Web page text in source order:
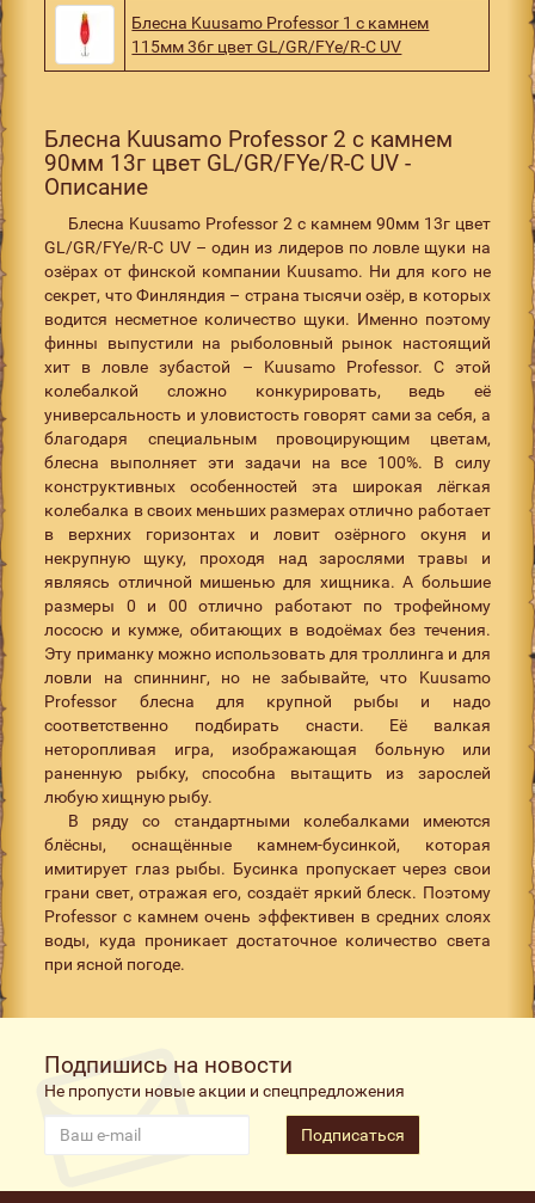
Блесна Kuusamo Professor 1 с камнем
115мм 36г цвет GL/GR/FYe/R-C UV
Блесна Kuusamo Professor 2 с камнем
90мм 13г цвет GL/GR/FYe/R-C UV -
Описание
Блесна Kuusamo Professor 2 с камнем 90мм 13г цвет
GL/GR/FYe/R-C UV – один из лидеров по ловле щуки на
озёрах от финской компании Kuusamo. Ни для кого не
секрет, что Финляндия – страна тысячи озёр, в которых
водится несметное количество щуки. Именно поэтому
финны выпустили на рыболовный рынок настоящий
хит в ловле зубастой – Kuusamo Professor. С этой
колебалкой сложно конкурировать, ведь её
универсальность и уловистость говорят сами за себя, а
благодаря специальным провоцирующим цветам,
блесна выполняет эти задачи на все 100%. В силу
конструктивных особенностей эта широкая лёгкая
колебалка в своих меньших размерах отлично работает
в верхних горизонтах и ловит озёрного окуня и
некрупную щуку, проходя над зарослями травы и
являясь отличной мишенью для хищника. А большие
размеры 0 и 00 отлично работают по трофейному
лососю и кумже, обитающих в водоёмах без течения.
Эту приманку можно использовать для троллинга и для
ловли на спиннинг, но не забывайте, что Kuusamo
Professor блесна для крупной рыбы и надо
соответственно подбирать снасти. Её валкая
неторопливая игра, изображающая больную или
раненную рыбку, способна вытащить из зарослей
любую хищную рыбу.
В ряду со стандартными колебалками имеются
блёсны, оснащённые камнем-бусинкой, которая
имитирует глаз рыбы. Бусинка пропускает через свои
грани свет, отражая его, создаёт яркий блеск. Поэтому
Professor с камнем очень эффективен в средних слоях
воды, куда проникает достаточное количество света
при ясной погоде.
Подпишись на новости
Не пропусти новые акции и спецпредложения
Подписаться